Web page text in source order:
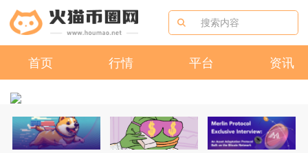
首页 行情 平台 资讯